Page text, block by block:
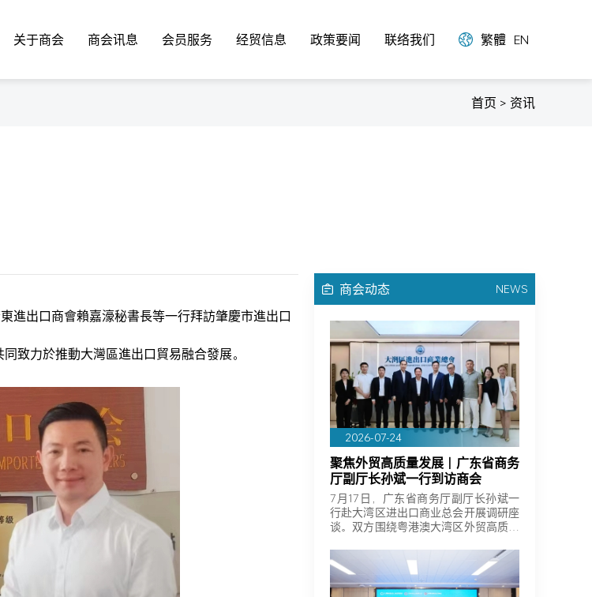
关于商会 商会讯息 会员服务 经贸信息 政策要闻 联络我们 繁體 EN
首页 > 资讯
進出口商會賴嘉濠秘書長等一行拜訪肇慶市進出口
致力於推動大灣區進出口貿易融合發展。
商会动态 NEWS
2026-07-24
聚焦外贸高质量发展｜广东省商务
厅副厅长孙斌一行到访商会
7月17日，广东省商务厅副厅长孙斌一
行赴大湾区进出口商业总会开展调研座
谈。双方围绕粤港澳大湾区外贸高质量